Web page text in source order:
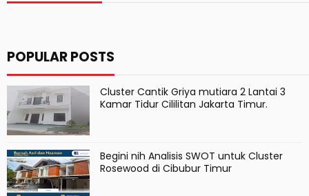
POPULAR POSTS
Cluster Cantik Griya mutiara 2 Lantai 3
Kamar Tidur Cililitan Jakarta Timur.
Begini nih Analisis SWOT untuk Cluster
Rosewood di Cibubur Timur